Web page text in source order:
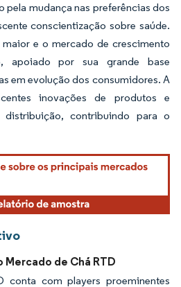
mudança nas preferências dos
conscientização sobre saúde.
e o mercado de crescimento
apoiado por sua grande base
em evolução dos consumidores. A
inovações de produtos e
distribuição, contribuindo para o
de Chá RTD
com players proeminentes